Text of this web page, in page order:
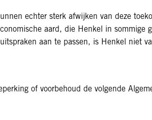
echter sterk afwijken van deze
aard, die Henkel in
aan te passen, is Henkel niet
of voorbehoud de volgende